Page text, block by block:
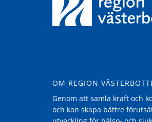
OM REGION
Genom att samla kraft och
och kan skapa bättre